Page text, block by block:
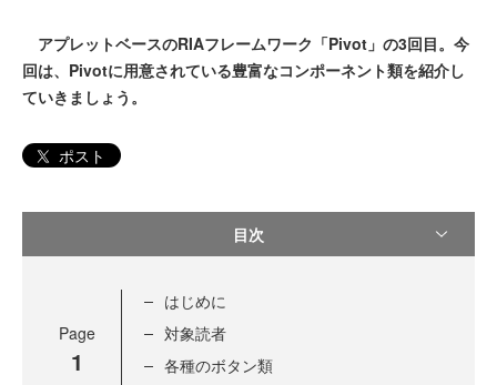
アプレットベースのRIAフレームワーク「Pivot」の3回目。今
回は、Pivotに用意されている豊富なコンポーネント類を紹介し
ていきましょう。
ポスト
目次
Page
1
はじめに
対象読者
各種のボタン類